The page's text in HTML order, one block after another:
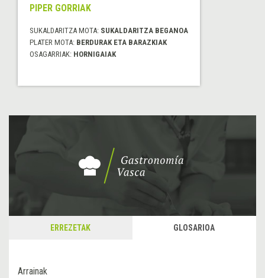
PIPER GORRIAK
SUKALDARITZA MOTA: SUKALDARITZA BEGANOA
PLATER MOTA: BERDURAK ETA BARAZKIAK
OSAGARRIAK: HORNIGAIAK
ERREZETAK GLOSARIOA
Arrainak